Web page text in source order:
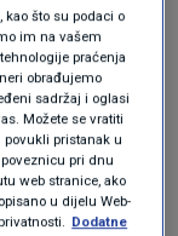
presudu,
od sve
kaznenim
objasnio je
kao što su podaci o
im na vašem
praćenja
obrađujemo
sadržaj i oglasi
Možete se vratiti
pristanak u
pri dnu
web stranice, ako
u dijelu Web-
Dodatne